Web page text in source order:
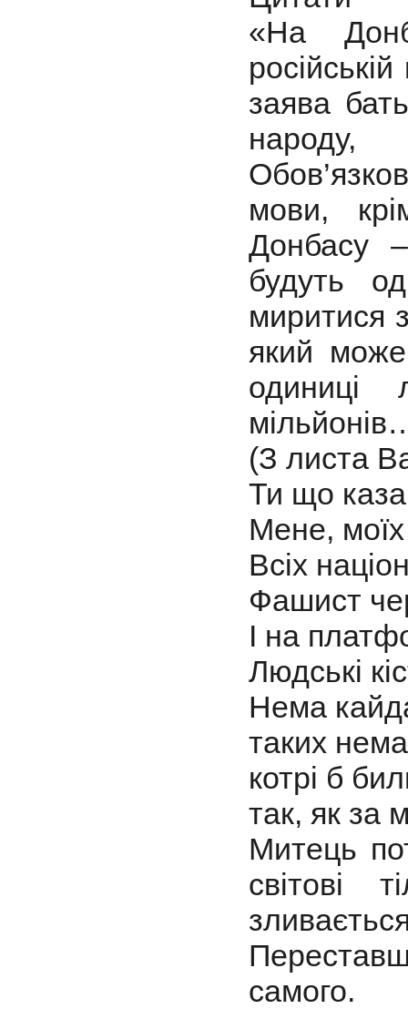
«На
заява
народу,
мови,
Донбасу
будуть
миритися
який може
(З листа
Ти що
Мене,
Всіх
Фашист
І на
Людські
Нема
таких
котрі б
так, як за
Митець
світові
самого.